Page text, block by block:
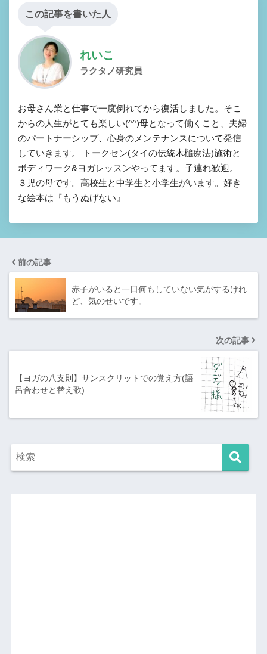
この記事を書いた人
れいこ
ラクタノ研究員
お母さん業と仕事で一度倒れてから復活しました。そこ
からの人生がとても楽しい(^^)母となって働くこと、夫婦
のパートナーシップ、心身のメンテナンスについて発信
していきます。 トークセン(タイの伝統木槌療法)施術と
ボディワーク&ヨガレッスンやってます。子連れ歓迎。
３児の母です。高校生と中学生と小学生がいます。好き
な絵本は『もうぬげない』
前の記事
赤子がいると一日何もしていない気がするけれ
ど、気のせいです。
次の記事
【ヨガの八支則】サンスクリットでの覚え方(語
呂合わせと替え歌)